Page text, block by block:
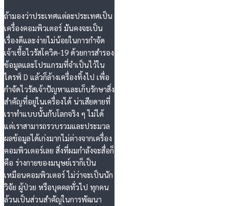
ถ้ามองว่าประเทศแต่ละประเทศเป็น
เครื่องคอมพิวเตอร์ มันคงจะเป็น
เรื่องดีและง่ายไม่น้อยในการกำจัด
เจ้าเชื้อไวรัสโควิด-19 ด้วยการสำรอง
ข้อมูลและโปรแกรมที่จำเป็นไว้ใน
ไดรฟ์ D แล้วก็ล้างเครื่องทิ้งไป เพื่อ
กำจัดไวรัสเจ้าปัญหาและเก็บรักษาสิ่ง
สำคัญที่อยู่ในเครื่องได้ น่าเสียดายที่
เราทำแบบนั้นกับโลกจริง ๆ ไม่ได้
แต่เราสามารถรวบรวมและประมวล
ผลข้อมูลได้เก่งมากไม่ต่างจากเครื่อง
คอมพิวเตอร์เลย สิ่งที่ผมกำลังจะสื่อก็
คือ ร่างกายของมนุษย์เราก็เป็น
เหมือนคอมพิวเตอร์ ไม่ว่าจะเป็นนัก
วิจัย ผู้ป่วย หรือบุคคลทั่วไป ทุกคน
ล้วนเป็นส่วนสำคัญในการพัฒนา